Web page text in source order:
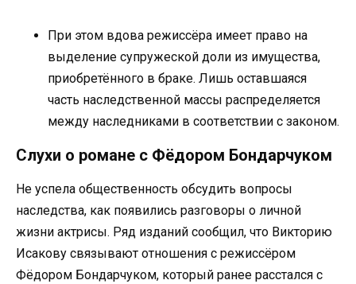
При этом вдова режиссёра имеет право на
выделение супружеской доли из имущества,
приобретённого в браке. Лишь оставшаяся
часть наследственной массы распределяется
между наследниками в соответствии с законом.
Слухи о романе с Фёдором Бондарчуком
Не успела общественность обсудить вопросы
наследства, как появились разговоры о личной
жизни актрисы. Ряд изданий сообщил, что Викторию
Исакову связывают отношения с режиссёром
Фёдором Бондарчуком, который ранее расстался с